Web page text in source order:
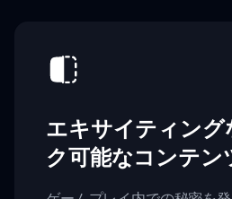
エキサイティング
ク可能なコンテン